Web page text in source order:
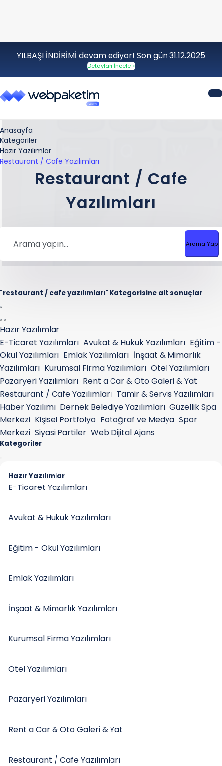
YILBAŞI İNDİRİMİ devam ediyor! Son gün 31.12.2025
Detayları İncele >
Anasayfa
Kategoriler
Hazır Yazılımlar
Restaurant / Cafe Yazılımları
Restaurant / Cafe
Yazılımları
Arama Yap
"restaurant / cafe yazılımları" Kategorisine ait sonuçlar
Hazır Yazılımlar
E-Ticaret Yazılımları Avukat & Hukuk Yazılımları Eğitim -
Okul Yazılımları Emlak Yazılımları İnşaat & Mimarlık
Yazılımları Kurumsal Firma Yazılımları Otel Yazılımları
Pazaryeri Yazılımları Rent a Car & Oto Galeri & Yat
Restaurant / Cafe Yazılımları Tamir & Servis Yazılımları
Haber Yazılımı Dernek Belediye Yazılımları Güzellik Spa
Merkezi Kişisel Portfolyo Fotoğraf ve Medya Spor
Merkezi Siyasi Partiler Web Dijital Ajans
Kategoriler
Hazır Yazılımlar
E-Ticaret Yazılımları
Avukat & Hukuk Yazılımları
Eğitim - Okul Yazılımları
Emlak Yazılımları
İnşaat & Mimarlık Yazılımları
Kurumsal Firma Yazılımları
Otel Yazılımları
Pazaryeri Yazılımları
Rent a Car & Oto Galeri & Yat
Restaurant / Cafe Yazılımları